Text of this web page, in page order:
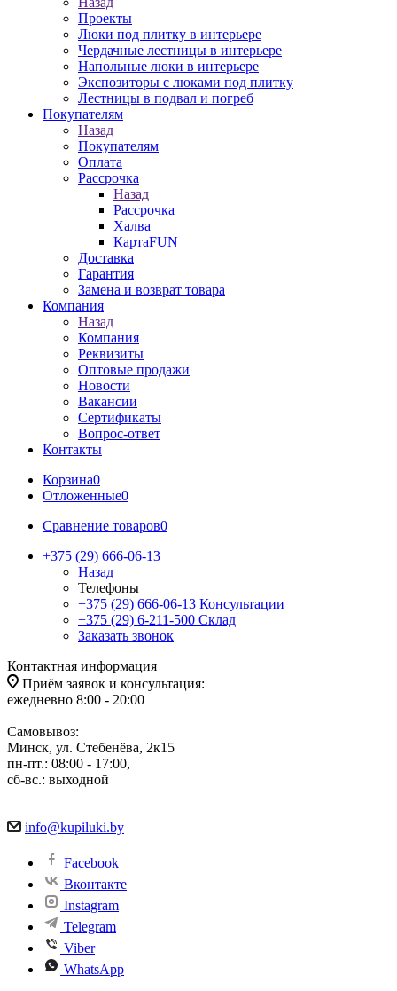
Проекты
Люки под плитку в интерьере
Чердачные лестницы в интерьере
Напольные люки в интерьере
Экспозиторы с люками под плитку
Лестницы в подвал и погреб
Покупателям
Назад
Покупателям
Оплата
Рассрочка
Назад
Рассрочка
Халва
КартаFUN
Доставка
Гарантия
Замена и возврат товара
Компания
Назад
Компания
Реквизиты
Оптовые продажи
Новости
Вакансии
Сертификаты
Вопрос-ответ
Контакты
Корзина0
Отложенные0
Сравнение товаров0
+375 (29) 666-06-13
Назад
Телефоны
+375 (29) 666-06-13 Консультации
+375 (29) 6-211-500 Склад
Заказать звонок
Контактная информация
Приём заявок и консультация:
ежедневно 8:00 - 20:00
Самовывоз:
Минск, ул. Стебенёва, 2к15
пн-пт.: 08:00 - 17:00,
сб-вс.: выходной
info@kupiluki.by
Facebook
Вконтакте
Instagram
Telegram
Viber
WhatsApp